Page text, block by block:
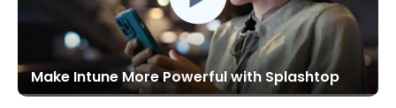
Make Intune More Powerful with Splashtop